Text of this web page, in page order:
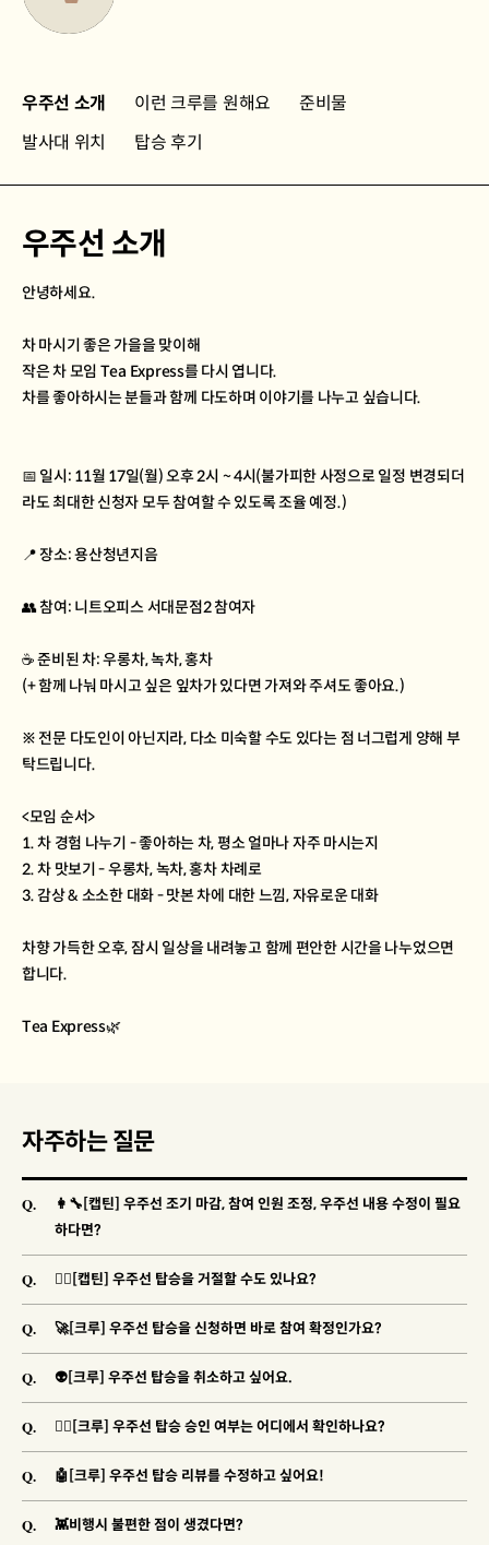
우주선 소개 이런 크루를 원해요
준비물
발사대 위치
탑승 후기
우주선 소개
안녕하세요.
차 마시기 좋은 가을을 맞이해
작은 차 모임 Tea Express를 다시 엽니다.
차를 좋아하시는 분들과 함께 다도하며 이야기를 나누고 싶습니다.
📅 일시: 11월 17일(월) 오후 2시 ~ 4시(불가피한 사정으로 일정 변경되더
라도 최대한 신청자 모두 참여할 수 있도록 조율 예정.)
📍 장소: 용산청년지음
👥 참여: 니트오피스 서대문점2 참여자
☕ 준비된 차: 우롱차, 녹차, 홍차
(+ 함께 나눠 마시고 싶은 잎차가 있다면 가져와 주셔도 좋아요.)
※ 전문 다도인이 아닌지라, 다소 미숙할 수도 있다는 점 너그럽게 양해 부
탁드립니다.
<모임 순서>
1. 차 경험 나누기 - 좋아하는 차, 평소 얼마나 자주 마시는지
2. 차 맛보기 - 우롱차, 녹차, 홍차 차례로
3. 감상 & 소소한 대화 - 맛본 차에 대한 느낌, 자유로운 대화
차향 가득한 오후, 잠시 일상을 내려놓고 함께 편안한 시간을 나누었으면
합니다.
Tea Express🌿
자주하는 질문
Q.
👩‍🔧[캡틴] 우주선 조기 마감, 참여 인원 조정, 우주선 내용 수정이 필요
하다면?
Q. 🐱‍👓[캡틴] 우주선 탑승을 거절할 수도 있나요?
Q. 🚀[크루] 우주선 탑승을 신청하면 바로 참여 확정인가요?
Q. 👽[크루] 우주선 탑승을 취소하고 싶어요.
Q. 🐱‍🚀[크루] 우주선 탑승 승인 여부는 어디에서 확인하나요?
Q. 🤖[크루] 우주선 탑승 리뷰를 수정하고 싶어요!
Q. 👾비행시 불편한 점이 생겼다면?